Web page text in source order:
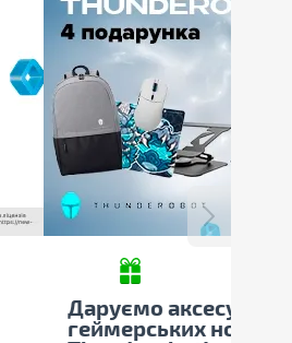
до
ноутбуків